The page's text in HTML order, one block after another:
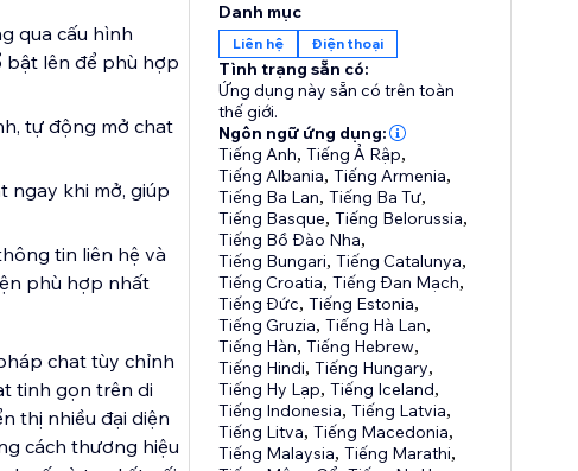
qua cấu hình
bật lên để phù hợp
tự động mở chat
ngay khi mở, giúp
tin liên hệ và
phù hợp nhất
chat tùy chỉnh
tinh gọn trên di
thị nhiều đại diện
cách thương hiệu
Danh mục
Liên hệ Điện thoại
Tình trạng sẵn có:
Ứng dụng này sẵn có trên toàn
thế giới.
Ngôn ngữ ứng dụng:
Tiếng Anh,Tiếng Ả Rập,
Tiếng Albania,Tiếng Armenia,
Tiếng Ba Lan,Tiếng Ba Tư,
Tiếng Basque,Tiếng Belorussia,
Tiếng Bồ Đào Nha,
Tiếng Bungari,Tiếng Catalunya,
Tiếng Croatia,Tiếng Đan Mạch,
Tiếng Đức,Tiếng Estonia,
Tiếng Gruzia,Tiếng Hà Lan,
Tiếng Hàn,Tiếng Hebrew,
Tiếng Hindi,Tiếng Hungary,
Tiếng Hy Lạp,Tiếng Iceland,
Tiếng Indonesia,Tiếng Latvia,
Tiếng Litva,Tiếng Macedonia,
Tiếng Malaysia,Tiếng Marathi,